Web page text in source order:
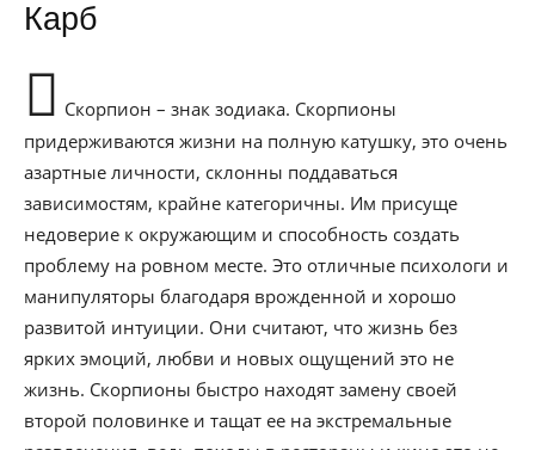
Карб
Скорпион – знак зодиака. Скорпионы
придерживаются жизни на полную катушку, это очень
азартные личности, склонны поддаваться
зависимостям, крайне категоричны. Им присуще
недоверие к окружающим и способность создать
проблему на ровном месте. Это отличные психологи и
манипуляторы благодаря врожденной и хорошо
развитой интуиции. Они считают, что жизнь без
ярких эмоций, любви и новых ощущений это не
жизнь. Скорпионы быстро находят замену своей
второй половинке и тащат ее на экстремальные